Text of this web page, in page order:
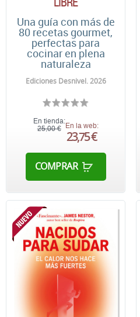
Una guía con más de
80 recetas gourmet,
perfectas para
cocinar en plena
naturaleza
Ediciones Desnivel. 2026
En tienda:
25,00 € En la web:
23,75 €
COMPRAR